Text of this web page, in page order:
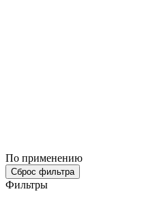
По применению
Сброс фильтра
Фильтры